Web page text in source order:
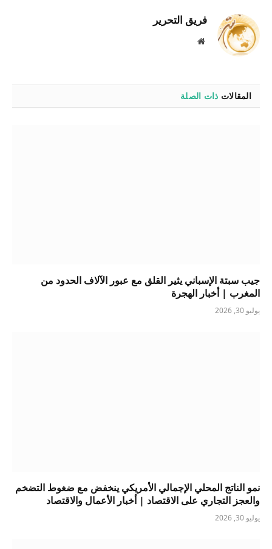
فريق التحرير
موقع
المقالات ذات الصلة
جيب سبتة الإسباني يثير القلق مع عبور الآلاف الحدود من
المغرب | أخبار الهجرة
يوليو 30, 2026
نمو الناتج المحلي الإجمالي الأمريكي ينخفض ​​مع ضغوط التضخم
والعجز التجاري على الاقتصاد | أخبار الأعمال والاقتصاد
يوليو 30, 2026